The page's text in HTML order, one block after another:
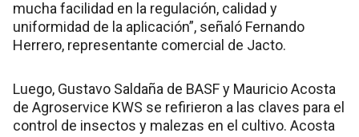
mucha facilidad en la regulación, calidad y
uniformidad de la aplicación”, señaló Fernando
Herrero, representante comercial de Jacto.
Luego, Gustavo Saldaña de BASF y Mauricio Acosta
de Agroservice KWS se refirieron a las claves para el
control de insectos y malezas en el cultivo. Acosta